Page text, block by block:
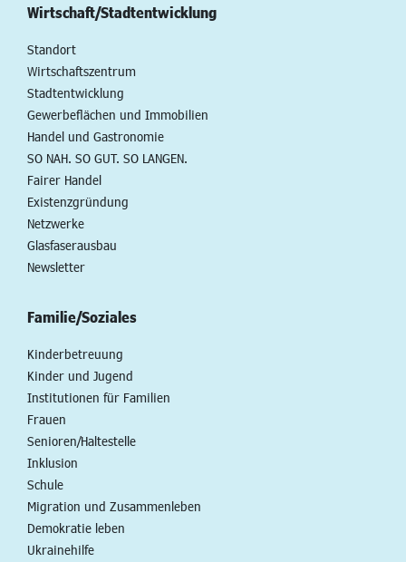
Wirtschaft/Stadtentwicklung
Standort
Wirtschaftszentrum
Stadtentwicklung
Gewerbeflächen und Immobilien
Handel und Gastronomie
SO NAH. SO GUT. SO LANGEN.
Fairer Handel
Existenzgründung
Netzwerke
Glasfaserausbau
Newsletter
Familie/Soziales
Kinderbetreuung
Kinder und Jugend
Institutionen für Familien
Frauen
Senioren/Haltestelle
Inklusion
Schule
Migration und Zusammenleben
Demokratie leben
Ukrainehilfe